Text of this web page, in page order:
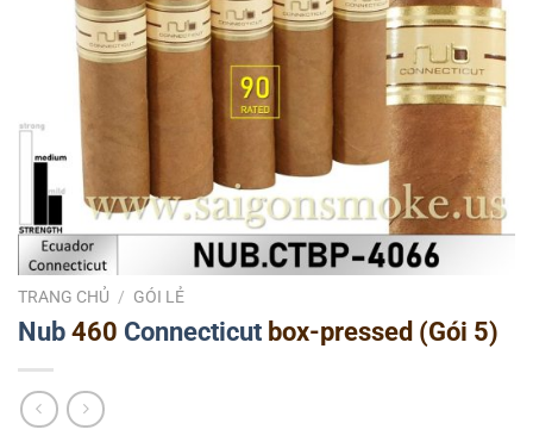
TRANG CHỦ / GÓI LẺ
Nub460 Connecticut box-pressed (Gói 5)